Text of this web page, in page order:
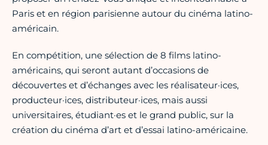
Paris et en région parisienne autour du cinéma latino-
américain.
En compétition, une sélection de 8 films latino-
américains, qui seront autant d’occasions de
découvertes et d’échanges avec les réalisateur·ices,
producteur·ices, distributeur·ices, mais aussi
universitaires, étudiant·es et le grand public, sur la
création du cinéma d’art et d’essai latino-américaine.